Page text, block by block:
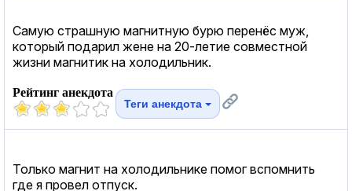
Самую страшную магнитную бурю перенёс муж,
который подарил жене на 20-летие совместной
жизни магнитик на холодильник.
Рейтинг анекдота
Теги анекдота
Только магнит на холодильнике помог вспомнить
где я провел отпуск.